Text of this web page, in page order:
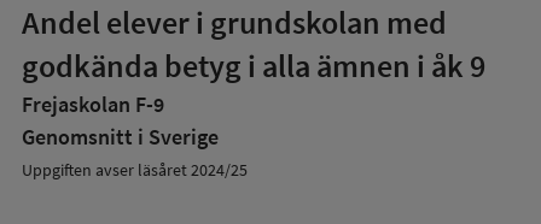
Andel elever i grundskolan med
godkända betyg i alla ämnen i åk 9
Frejaskolan F-9
Genomsnitt i Sverige
Uppgiften avser läsåret 2024/25